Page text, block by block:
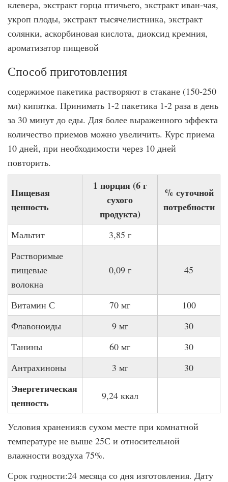
клевера, экстракт горца птичьего, экстракт иван-чая,
укроп плоды, экстракт тысячелистника, экстракт
солянки, аскорбиновая кислота, диоксид кремния,
ароматизатор пищевой
Способ приготовления
содержимое пакетика растворяют в стакане (150-250
мл) кипятка. Принимать 1-2 пакетика 1-2 раза в день
за 30 минут до еды. Для более выраженного эффекта
количество приемов можно увеличить. Курс приема
10 дней, при необходимости через 10 дней
повторить.
Пищевая
ценность
1 порция (6 г
сухого
продукта)
% суточной
потребности
Мальтит
3,85 г
Растворимые
пищевые
волокна
0,09 г 45
Витамин С 70 мг
100
Флавоноиды
9 мг
30
Танины
60 мг
30
Антрахиноны
3 мг 30
Энергетическая
ценность
9,24 ккал
Условия хранения:в сухом месте при комнатной
температуре не выше 25С и относительной
влажности воздуха 75%.
Срок годности:24 месяца со дня изготовления. Дату